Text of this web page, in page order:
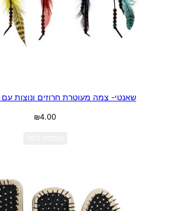
שאנטי- צמה מעוטרת חרוזים ונוצות
₪4.00